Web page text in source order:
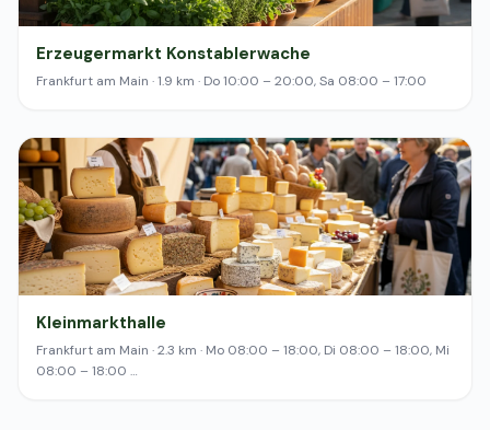
Erzeugermarkt Konstablerwache
Frankfurt am Main · 1.9 km · Do 10:00 – 20:00, Sa 08:00 – 17:00
Kleinmarkthalle
Frankfurt am Main · 2.3 km · Mo 08:00 – 18:00, Di 08:00 – 18:00, Mi
08:00 – 18:00 …